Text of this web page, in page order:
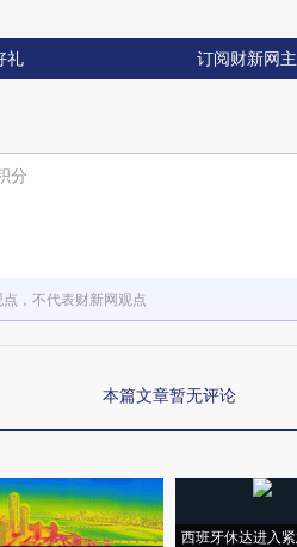
礼 订阅财新网
分
，不代表财新网观点
本篇文章暂无评论
西班牙休达进入